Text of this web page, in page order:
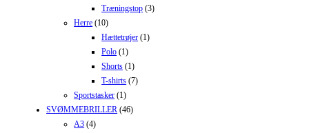
Træningstop (3)
Herre (10)
Hættetrøjer (1)
Polo (1)
Shorts (1)
T-shirts (7)
Sportstasker (1)
SVØMMEBRILLER (46)
A3 (4)